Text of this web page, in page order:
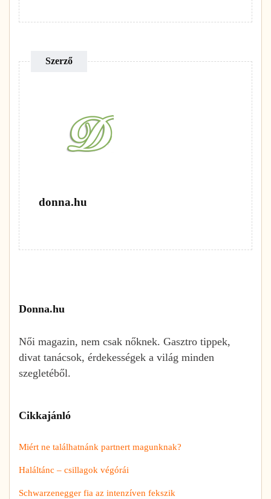
Szerző
donna.hu
Donna.hu
Női magazin, nem csak nőknek. Gasztro tippek,
divat tanácsok, érdekességek a világ minden
szegletéből.
Cikkajánló
Miért ne találhatnánk partnert magunknak?
Haláltánc – csillagok végórái
Schwarzenegger fia az intenzíven fekszik